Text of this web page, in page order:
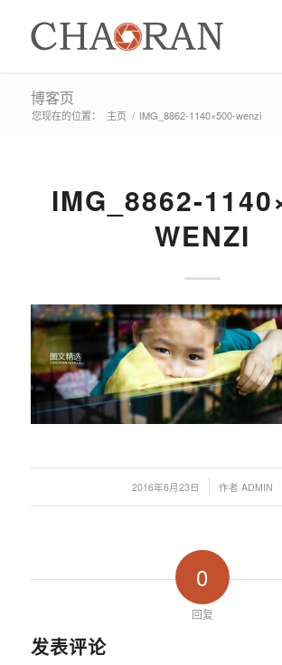
博客页
您现在的位置： 主页 / IMG_8862-1140×500-wenzi
IMG_8862-
WENZI
2016年6月23日
/ 作者 ADMIN
0
回复
发表评论